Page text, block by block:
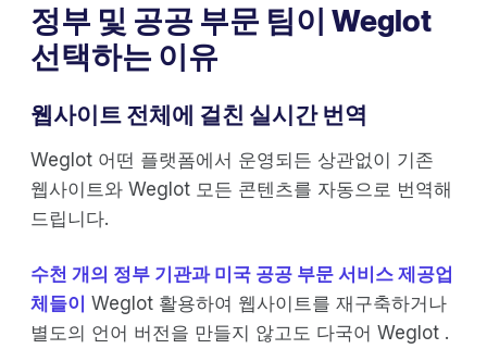
정부 및 공공 부문 팀이 Weglot
선택하는 이유
웹사이트 전체에 걸친 실시간 번역
Weglot 어떤 플랫폼에서 운영되든 상관없이 기존
웹사이트와 Weglot 모든 콘텐츠를 자동으로 번역해
드립니다.
수천 개의 정부 기관과 미국 공공 부문 서비스 제공업
체들이 Weglot 활용하여 웹사이트를 재구축하거나
별도의 언어 버전을 만들지 않고도 다국어 Weglot .